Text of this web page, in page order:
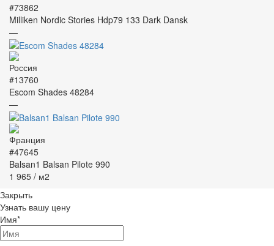
#73862
Milliken Nordic Stories Hdp79 133 Dark Dansk
—
#13760
Escom Shades 48284
—
#47645
Balsan1 Balsan Pilote 990
1 965 / м2
Закрыть
Узнать вашу цену
Имя*